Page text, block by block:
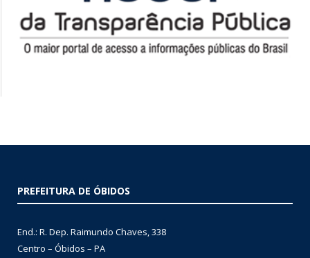
PREFEITURA DE ÓBIDOS
End.: R. Dep. Raimundo Chaves, 338
Centro – Óbidos – PA